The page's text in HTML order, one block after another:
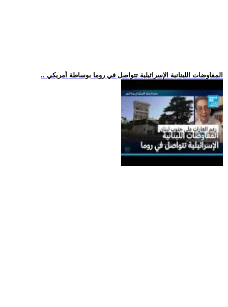
.. المفاوضات اللبنانية الإسرائيلية تتواصل في روما بوساطة أمريكي